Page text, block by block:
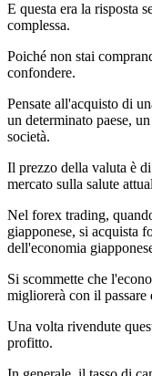
E questa era la risposta
complessa.
Poiché non stai
confondere.
Pensate all'acquisto di
un determinato paese,
società.
Il prezzo della valuta è
mercato sulla salute
Nel forex trading,
giapponese, si acquista
dell'economia
Si scommette che
migliorerà con il passare
Una volta rivendute
profitto.